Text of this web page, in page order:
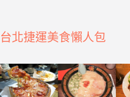
台北捷運美食懶人包